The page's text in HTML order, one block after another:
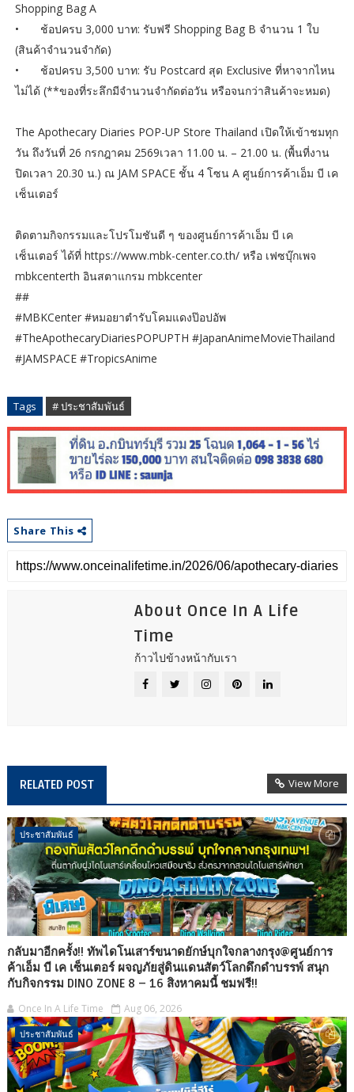
Shopping Bag A
•
ช้อปครบ 3,000 บาท: รับฟรี Shopping Bag B จำนวน 1 ใบ
(สินค้าจำนวนจำกัด)
•
ช้อปครบ 3,500 บาท: รับ Postcard สุด Exclusive ที่หาจากไหน
ไม่ได้ (**ของที่ระลึกมีจำนวนจำกัดต่อวัน หรือจนกว่าสินค้าจะหมด)
The Apothecary Diaries POP-UP Store Thailand เปิดให้เข้าชมทุก
วัน ถึงวันที่ 26 กรกฎาคม 2569เวลา 11.00 น. – 21.00 น. (พื้นที่งาน
ปิดเวลา 20.30 น.) ณ JAM SPACE ชั้น 4 โซน A ศูนย์การค้าเอ็ม บี เค
เซ็นเตอร์
ติดตามกิจกรรมและโปรโมชันดี ๆ ของศูนย์การค้าเอ็ม บี เค
เซ็นเตอร์ ได้ที่ https://www.mbk-center.co.th/ หรือ เฟซบุ๊กเพจ
mbkcenterth อินสตาแกรม mbkcenter
##
#MBKCenter #หมอยาตำรับโคมแดงป๊อปอัพ
#TheApothecaryDiariesPOPUPTH #JapanAnimeMovieThailand
#JAMSPACE #TropicsAnime
Tags # ประชาสัมพันธ์
Share This
About Once In A Life
Time
ก้าวไปข้างหน้ากับเรา
RELATED POST View More
ประชาสัมพันธ์
กลับมาอีกครั้ง!! ทัพไดโนเสาร์ขนาดยักษ์บุกใจกลางกรุง@ศูนย์การ
ค้าเอ็ม บี เค เซ็นเตอร์ ผจญภัยสู่ดินแดนสัตว์โลกดึกดำบรรพ์ สนุก
กับกิจกรรม DINO ZONE 8 – 16 สิงหาคมนี้ ชมฟรี!!
Once In A Life Time Aug 06, 2026
ประชาสัมพันธ์